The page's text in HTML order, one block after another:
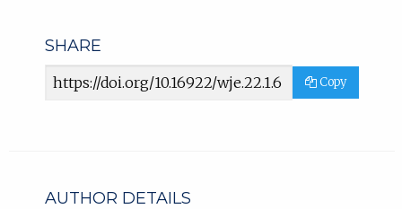
SHARE
Article
Copy
AUTHOR DETAILS